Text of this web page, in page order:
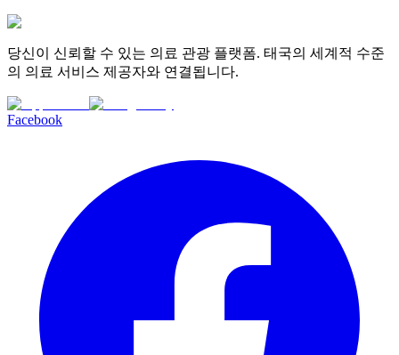
당신이 신뢰할 수 있는 의료 관광 플랫폼. 태국의 세계적 수준
의 의료 서비스 제공자와 연결됩니다.
Facebook